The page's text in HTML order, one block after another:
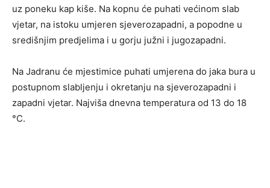
uz poneku kap kiše. Na kopnu će puhati većinom slab
vjetar, na istoku umjeren sjeverozapadni, a popodne u
središnjim predjelima i u gorju južni i jugozapadni.
Na Jadranu će mjestimice puhati umjerena do jaka bura u
postupnom slabljenju i okretanju na sjeverozapadni i
zapadni vjetar. Najviša dnevna temperatura od 13 do 18
°C.